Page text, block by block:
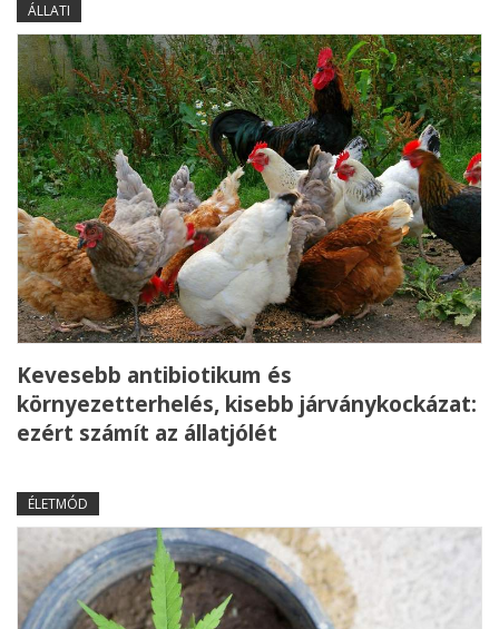
ÁLLATI
Kevesebb antibiotikum és
környezetterhelés, kisebb járványkockázat:
ezért számít az állatjólét
ÉLETMÓD